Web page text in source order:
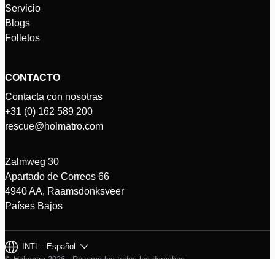
Servicio
Blogs
Folletos
CONTACTO
Contacta con nosotras
+31 (0) 162 589 200
rescue@holmatro.com
Zalmweg 30
Apartado de Correos 66
4940 AA, Raamsdonksveer
Países Bajos
INTL - Español